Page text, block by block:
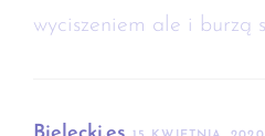
wyciszeniem ale i burzą